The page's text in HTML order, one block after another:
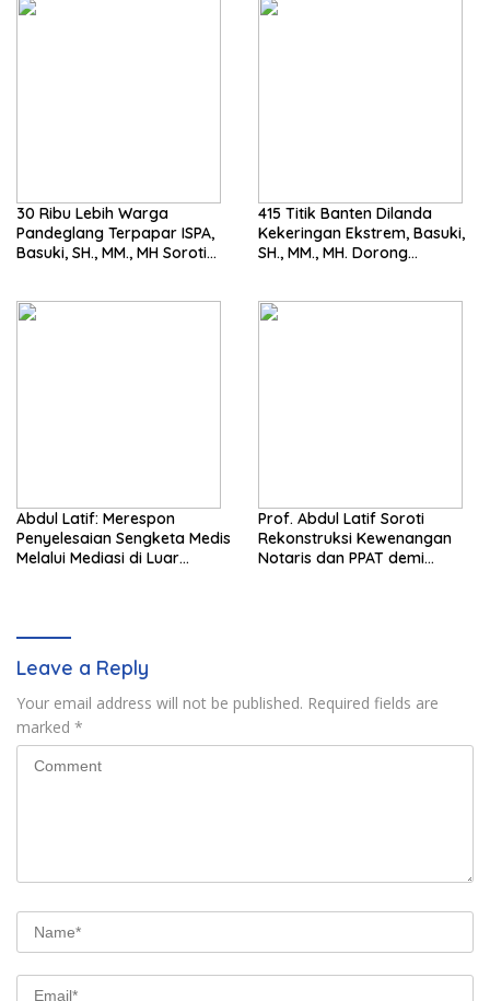
30 Ribu Lebih Warga
Pandeglang Terpapar ISPA,
Basuki, SH., MM., MH Soroti
415 Titik Banten Dilanda
Kekeringan Ekstrem, Basuki,
SH., MM., MH. Dorong
Abdul Latif: Merespon
Penyelesaian Sengketa Medis
Melalui Mediasi di Luar
Prof. Abdul Latif Soroti
Rekonstruksi Kewenangan
Notaris dan PPAT demi
Leave a Reply
Your email address will not be published. Required fields are
marked *